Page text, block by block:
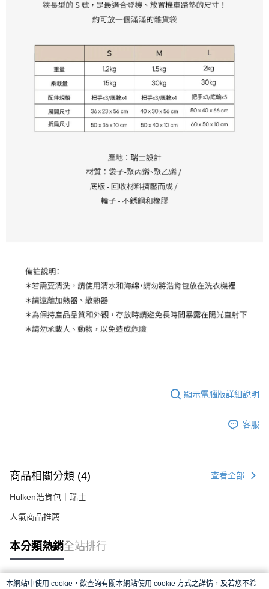
顯示電腦版詳細說明
客服
商品相關分類 (4) 查看全部
Hulken浩肯包｜瑞士
人氣商品推薦
本分類熱銷全站排行
本網站中使用 cookie，欲查詢有關本網站使用 cookie 方式之詳情，及若您不希